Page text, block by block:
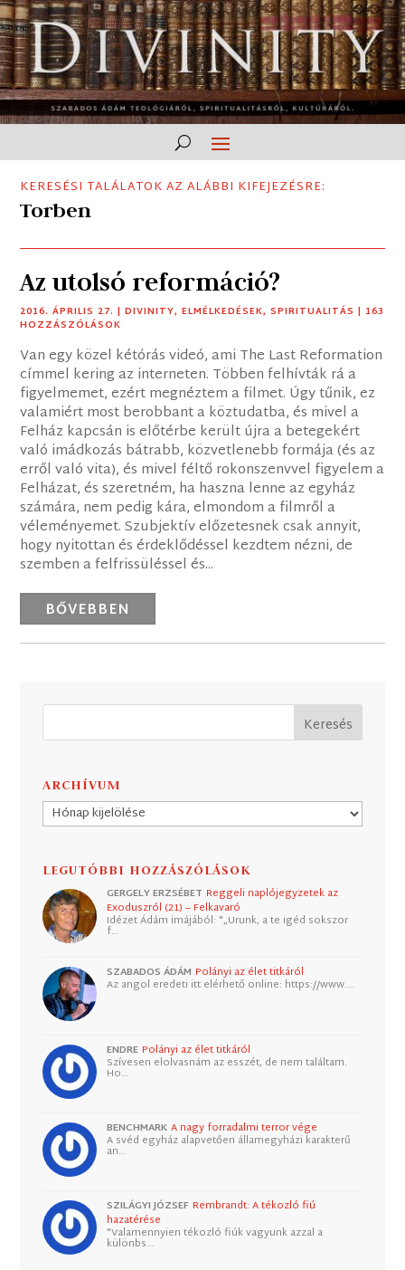
KERESÉSI TALÁLATOK AZ ALÁBBI KIFEJEZÉSRE:
Torben
Az utolsó reformáció?
2016. ÁPRILIS 27. |DIVINITY,ELMÉLKEDÉSEK,SPIRITUALITÁS | 163
HOZZÁSZÓLÁSOK
Van egy közel kétórás videó, ami The Last Reformation
címmel kering az interneten. Többen felhívták rá a
figyelmemet, ezért megnéztem a filmet. Úgy tűnik, ez
valamiért most berobbant a köztudatba, és mivel a
Felház kapcsán is előtérbe került újra a betegekért
való imádkozás bátrabb, közvetlenebb formája (és az
erről való vita), és mivel féltő rokonszenvvel figyelem a
Felházat, és szeretném, ha haszna lenne az egyház
számára, nem pedig kára, elmondom a filmről a
véleményemet. Szubjektív előzetesnek csak annyit,
hogy nyitottan és érdeklődéssel kezdtem nézni, de
szemben a felfrissüléssel és...
BŐVEBBEN
ARCHÍVUM
Archívum
LEGUTÓBBI HOZZÁSZÓLÁSOK
GERGELY ERZSÉBET Reggeli naplójegyzetek az
Exoduszról (21) – Felkavaró
Idézet Ádám imájából: "„Urunk, a te igéd sokszor
f…
SZABADOS ÁDÁM Polányi az élet titkáról
Az angol eredeti itt elérhető online: https://www.…
ENDRE Polányi az élet titkáról
Szívesen elolvasnám az esszét, de nem találtam.
Ho…
BENCHMARK A nagy forradalmi terror vége
A svéd egyház alapvetően államegyházi karakterű
an…
SZILÁGYI JÓZSEF Rembrandt: A tékozló fiú
hazatérése
"Valamennyien tékozló fiúk vagyunk azzal a
különbs…